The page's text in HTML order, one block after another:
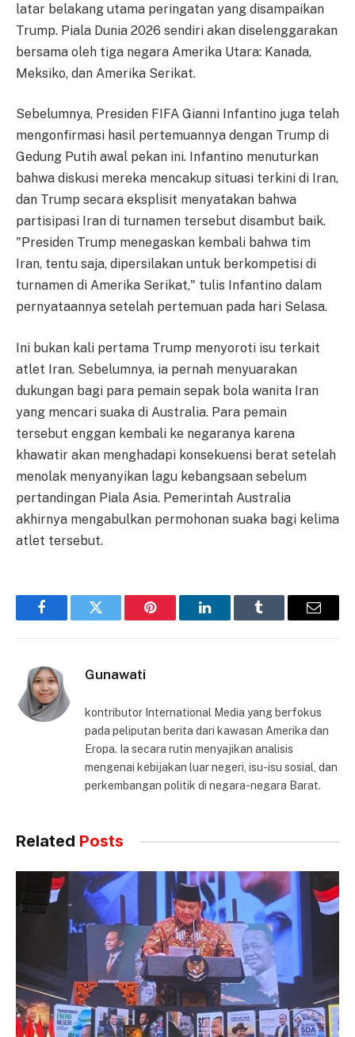
latar belakang utama peringatan yang disampaikan
Trump. Piala Dunia 2026 sendiri akan diselenggarakan
bersama oleh tiga negara Amerika Utara: Kanada,
Meksiko, dan Amerika Serikat.
Sebelumnya, Presiden FIFA Gianni Infantino juga telah
mengonfirmasi hasil pertemuannya dengan Trump di
Gedung Putih awal pekan ini. Infantino menuturkan
bahwa diskusi mereka mencakup situasi terkini di Iran,
dan Trump secara eksplisit menyatakan bahwa
partisipasi Iran di turnamen tersebut disambut baik.
"Presiden Trump menegaskan kembali bahwa tim
Iran, tentu saja, dipersilakan untuk berkompetisi di
turnamen di Amerika Serikat," tulis Infantino dalam
pernyataannya setelah pertemuan pada hari Selasa.
Ini bukan kali pertama Trump menyoroti isu terkait
atlet Iran. Sebelumnya, ia pernah menyuarakan
dukungan bagi para pemain sepak bola wanita Iran
yang mencari suaka di Australia. Para pemain
tersebut enggan kembali ke negaranya karena
khawatir akan menghadapi konsekuensi berat setelah
menolak menyanyikan lagu kebangsaan sebelum
pertandingan Piala Asia. Pemerintah Australia
akhirnya mengabulkan permohonan suaka bagi kelima
atlet tersebut.
FacebookTwitter Pinterest LinkedInTumblr Email
Gunawati
kontributor International Media yang berfokus
pada peliputan berita dari kawasan Amerika dan
Eropa. Ia secara rutin menyajikan analisis
mengenai kebijakan luar negeri, isu-isu sosial, dan
perkembangan politik di negara-negara Barat.
Related Posts